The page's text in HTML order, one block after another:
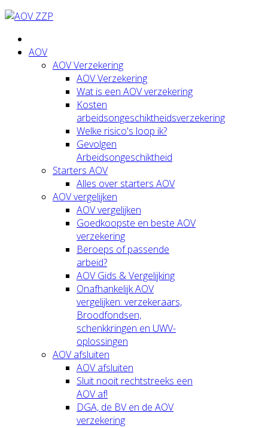
AOV
AOV Verzekering
AOV Verzekering
Wat is een AOV verzekering
Kosten
arbeidsongeschiktheidsverzekering
Welke risico's loop ik?
Gevolgen
Arbeidsongeschiktheid
Starters AOV
Alles over starters AOV
AOV vergelijken
AOV vergelijken
Goedkoopste en beste AOV
verzekering
Beroeps of passende
arbeid?
AOV Gids & Vergelijking
Onafhankelijk AOV
vergelijken: verzekeraars,
Broodfondsen,
schenkkringen en UWV-
oplossingen
AOV afsluiten
AOV afsluiten
Sluit nooit rechtstreeks een
AOV af!
DGA, de BV en de AOV
verzekering